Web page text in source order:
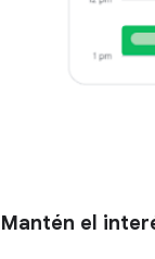
Mantén el